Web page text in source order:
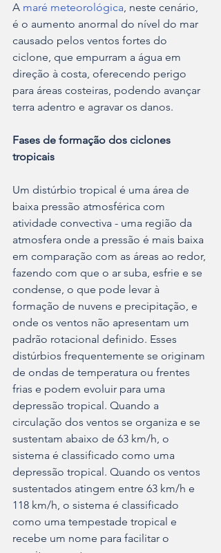
A maré meteorológica, neste cenário,
é o aumento anormal do nível do mar
causado pelos ventos fortes do
ciclone, que empurram a água em
direção à costa, oferecendo perigo
para áreas costeiras, podendo avançar
terra adentro e agravar os danos.
Fases de formação dos ciclones
tropicais
Um distúrbio tropical é uma área de
baixa pressão atmosférica com
atividade convectiva - uma região da
atmosfera onde a pressão é mais baixa
em comparação com as áreas ao redor,
fazendo com que o ar suba, esfrie e se
condense, o que pode levar à
formação de nuvens e precipitação, e
onde os ventos não apresentam um
padrão rotacional definido. Esses
distúrbios frequentemente se originam
de ondas de temperatura ou frentes
frias e podem evoluir para uma
depressão tropical. Quando a
circulação dos ventos se organiza e se
sustentam abaixo de 63 km/h, o
sistema é classificado como uma
depressão tropical. Quando os ventos
sustentados atingem entre 63 km/h e
118 km/h, o sistema é classificado
como uma tempestade tropical e
recebe um nome para facilitar o